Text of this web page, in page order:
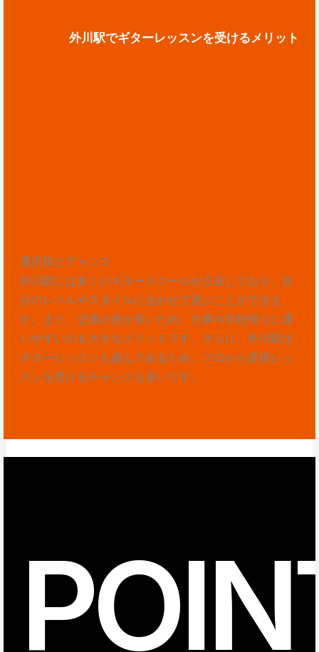
外川駅でギターレッスンを受けるメリット
選択肢とチャンス
外川駅には多くのギタースクールが点在しており、自
分のレベルやスタイルに合わせて選ぶことができま
す。また、交通の便が良いため、仕事や学校帰りに通
いやすいのも大きなメリットです。さらに、外川駅は
ギターレッスンも盛んであるため、プロから直接レッ
スンを受けるチャンスも多いです。